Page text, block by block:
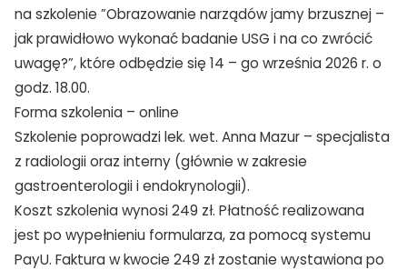
na szkolenie ”Obrazowanie narządów jamy brzusznej –
jak prawidłowo wykonać badanie USG i na co zwrócić
uwagę?”, które odbędzie się 14 – go września 2026 r. o
godz. 18.00.
Forma szkolenia – online
Szkolenie poprowadzi lek. wet. Anna Mazur – specjalista
z radiologii oraz interny (głównie w zakresie
gastroenterologii i endokrynologii).
Koszt szkolenia wynosi 249 zł. Płatność realizowana
jest po wypełnieniu formularza, za pomocą systemu
PayU. Faktura w kwocie 249 zł zostanie wystawiona po